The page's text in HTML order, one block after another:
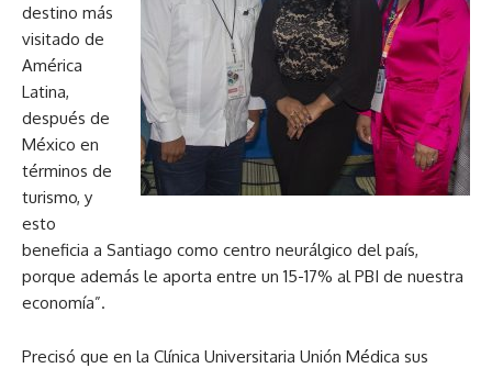
destino más
visitado de
América
Latina,
después de
México en
términos de
turismo, y
esto
beneficia a Santiago como centro neurálgico del país,
porque además le aporta entre un 15-17% al PBI de nuestra
economía”.
Precisó que en la Clínica Universitaria Unión Médica sus